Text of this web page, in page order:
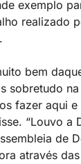
exemplo
realizado
bem
sobretudo
fazer aqui
“Louvo a
de
através